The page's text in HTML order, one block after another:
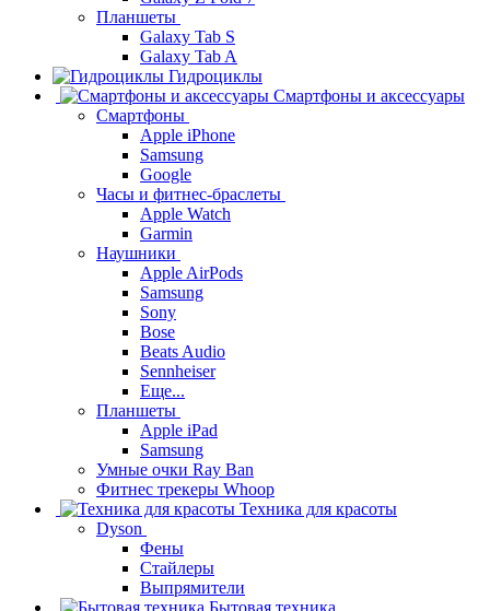
Планшеты
Galaxy Tab S
Galaxy Tab A
Гидроциклы
Смартфоны и аксессуары
Смартфоны
Apple iPhone
Samsung
Google
Часы и фитнес-браслеты
Apple Watch
Garmin
Наушники
Apple AirPods
Samsung
Sony
Bose
Beats Audio
Sennheiser
Еще...
Планшеты
Apple iPad
Samsung
Умные очки Ray Ban
Фитнес трекеры Whoop
Техника для красоты
Dyson
Фены
Стайлеры
Выпрямители
Бытовая техника